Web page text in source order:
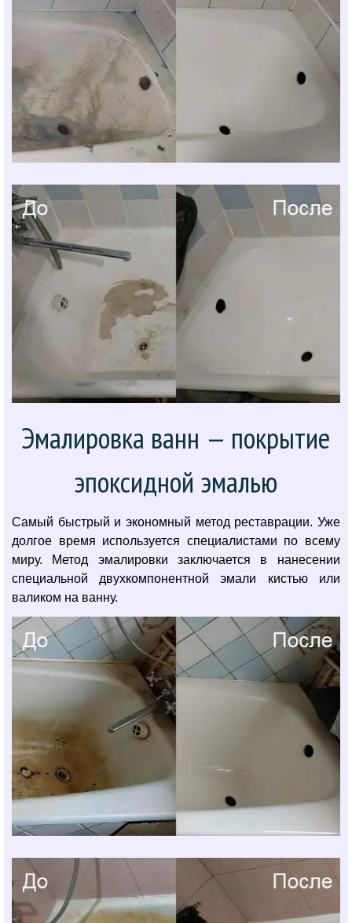
Эмалировка ванн — покрытие
эпоксидной эмалью
Самый быстрый и экономный метод реставрации. Уже
долгое время используется специалистами по всему
миру. Метод эмалировки заключается в нанесении
специальной двухкомпонентной эмали кистью или
валиком на ванну.